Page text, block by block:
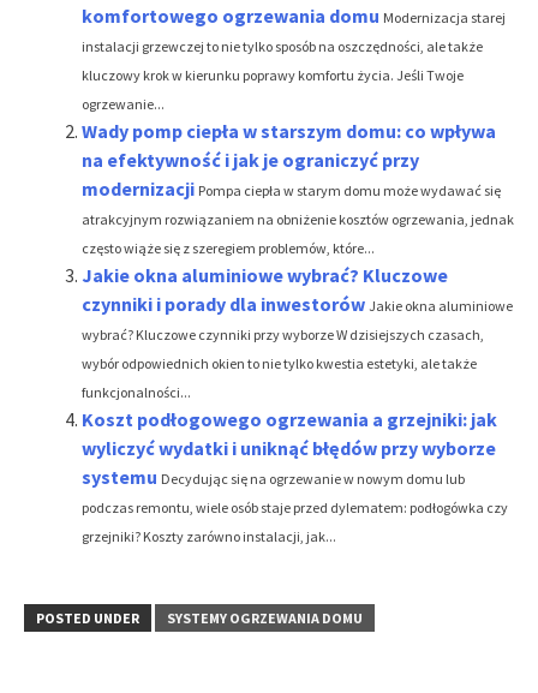
komfortowego ogrzewania domu Modernizacja starej
instalacji grzewczej to nie tylko sposób na oszczędności, ale także
kluczowy krok w kierunku poprawy komfortu życia. Jeśli Twoje
ogrzewanie...
Wady pomp ciepła w starszym domu: co wpływa
na efektywność i jak je ograniczyć przy
modernizacji Pompa ciepła w starym domu może wydawać się
atrakcyjnym rozwiązaniem na obniżenie kosztów ogrzewania, jednak
często wiąże się z szeregiem problemów, które...
Jakie okna aluminiowe wybrać? Kluczowe
czynniki i porady dla inwestorów Jakie okna aluminiowe
wybrać? Kluczowe czynniki przy wyborze W dzisiejszych czasach,
wybór odpowiednich okien to nie tylko kwestia estetyki, ale także
funkcjonalności...
Koszt podłogowego ogrzewania a grzejniki: jak
wyliczyć wydatki i uniknąć błędów przy wyborze
systemu Decydując się na ogrzewanie w nowym domu lub
podczas remontu, wiele osób staje przed dylematem: podłogówka czy
grzejniki? Koszty zarówno instalacji, jak...
POSTED UNDER SYSTEMY OGRZEWANIA DOMU